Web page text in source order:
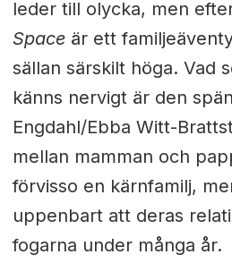
leder till olycka, men
Spaceär ett
sällan särskilt höga. Vad
känns nervigt är den
Engdahl/Ebba Witt-
mellan mamman och
förvisso en kärnfamilj,
uppenbart att deras
fogarna under många år.